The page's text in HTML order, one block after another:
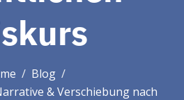
Blog
& Verschiebung nach